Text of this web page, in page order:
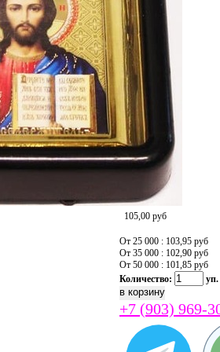
105,00 руб
От 25 000 : 103,95 руб
От 35 000 : 102,90 руб
От 50 000 : 101,85 руб
Количество:
уп.
+7 (903) 969-